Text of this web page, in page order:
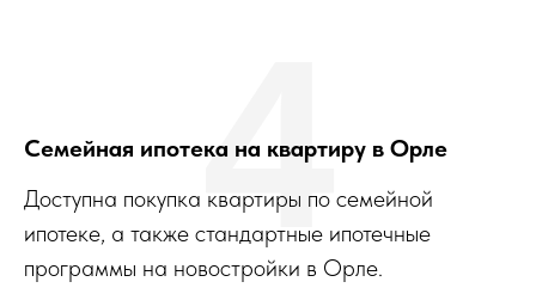
Семейная ипотека на квартиру в Орле
Доступна покупка квартиры по семейной
ипотеке, а также стандартные ипотечные
программы на новостройки в Орле.
4